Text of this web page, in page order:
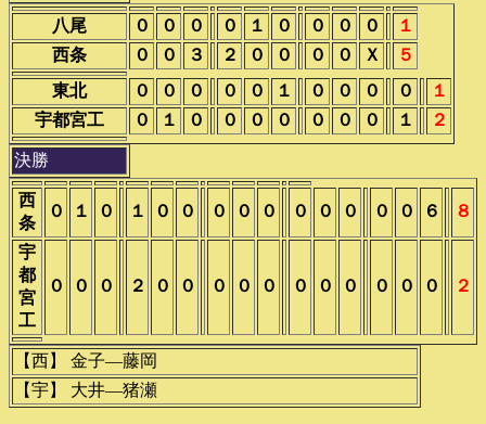
八尾 ０ ０ ０ ０ １ ０ ０ ０ ０
１
西条
０ ０ ３ ２ ０ ０ ０ ０ Ｘ
５
東北
０ ０ ０ ０ ０ １ ０ ０ ０ ０
１
宇都宮工
０ １ ０ ０ ０ ０ ０ ０ ０ １ ２
決勝
西
条
０ １ ０ １ ０ ０ ０ ０ ０ ０ ０ ０ ０ ０ ６ ８
宇
都
宮
工
０ ０ ０ ２ ０ ０ ０ ０ ０ ０ ０ ０ ０ ０ ０ ２
【西】 金子―藤岡
【宇】 大井―猪瀬